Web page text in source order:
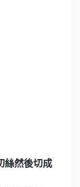
絲然後切成